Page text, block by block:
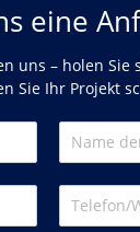
eine
uns – holen Sie
Sie Ihr Projekt